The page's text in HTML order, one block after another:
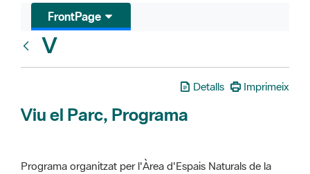
FrontPage
V
Detalls Imprimeix
Viu el Parc, Programa
Programa organitzat per l'Àrea d'Espais Naturals de la